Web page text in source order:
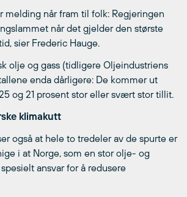
melding når fram til folk: Regjeringen
når det gjelder den største
sier Frederic Hauge.
olje og gass (tidligere Oljeindustriens
enda dårligere: De kommer ut
og 21 prosent stor eller svært stor tillit.
klimakutt
også at hele to tredeler av de spurte er
i at Norge, som en stor olje- og
ansvar for å redusere